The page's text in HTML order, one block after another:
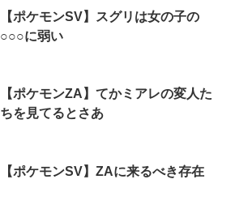
【ポケモンSV】スグリは女の子の
○○○に弱い
【ポケモンZA】てかミアレの変人た
ちを見てるとさあ
【ポケモンSV】ZAに来るべき存在